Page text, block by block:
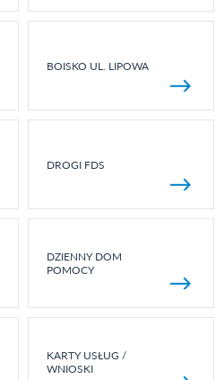
BOISKO UL. LIPOWA
DROGI FDS
DZIENNY DOM
POMOCY
KARTY USŁUG /
WNIOSKI